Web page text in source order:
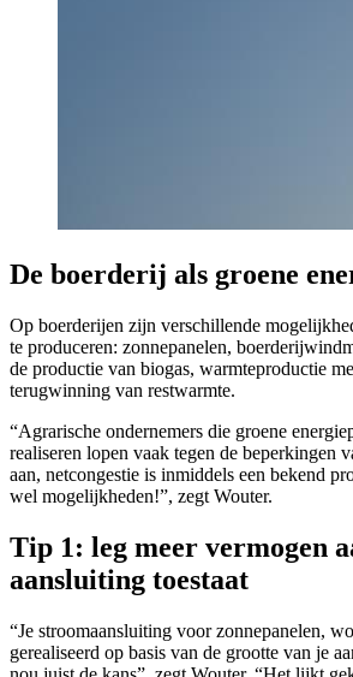
De boerderij als groene
Op boerderijen zijn verschillende
te produceren: zonnepanelen,
de productie van biogas, warmteproductie
terugwinning van restwarmte.
“Agrarische ondernemers die groene
realiseren lopen vaak tegen de beperkingen
aan, netcongestie is inmiddels een bekend
wel mogelijkheden!”, zegt Wouter.
Tip 1: leg meer vermogen
aansluiting toestaat
“Je stroomaansluiting voor zonnepanelen,
gerealiseerd op basis van de grootte van je